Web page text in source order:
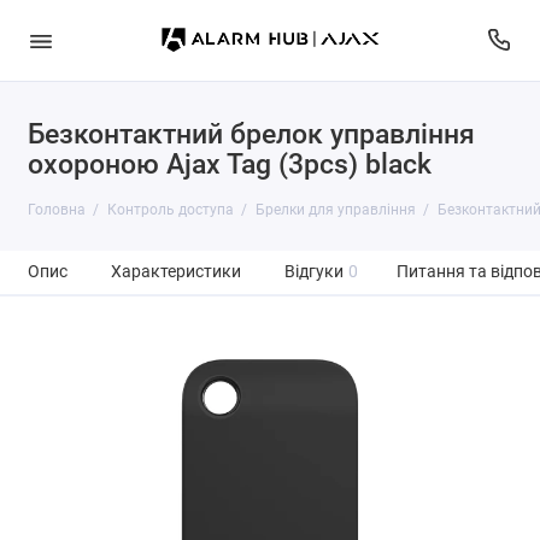
Безконтактний брелок управління
охороною Ajax Tag (3pcs) black
Головна Контроль доступа Брелки для управління
Опис Характеристики Відгуки 0 Питання та